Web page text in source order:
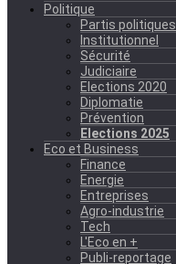
Politique
Partis politiques
Institutionnel
Sécurité
Judiciaire
Elections 2020
Diplomatie
Prévention
Elections 2025
Eco et Business
Finance
Energie
Entreprises
Agro-industrie
Tech
L'Eco en +
Publi-reportage